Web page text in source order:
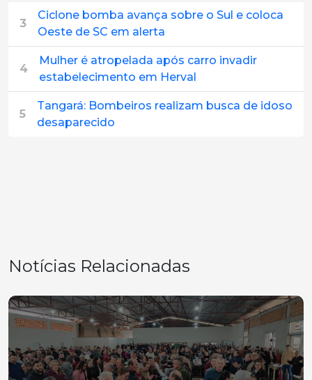
3
Ciclone bomba avança sobre o Sul e coloca
Oeste de SC em alerta
4
Mulher é atropelada após carro invadir
estabelecimento em Herval
5
Tangará: Bombeiros realizam busca de idoso
desaparecido
Notícias Relacionadas